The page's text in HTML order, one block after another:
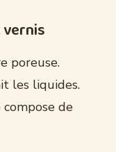
poreuse.
les liquides.
de